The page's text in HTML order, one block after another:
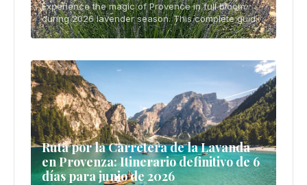
Experience the magic of Provence in full bloom
during 2026 lavender season. This complete guide
covers peak bloom timing (mid-June to early July),
Ruta por la Carretera de la Lavanda
en Provenza: Itinerario definitivo de 6
días para junio de 2026